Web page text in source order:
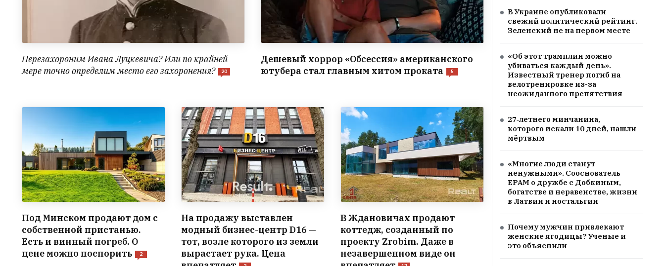
Перезахороним Ивана Луцкевича? Или по крайней
мере точно определим место его захоронения?
20
Дешевый хоррор «Обсессия» американского
ютубера стал главным хитом проката
5
Под Минском продают дом с
собственной пристанью.
Есть и винный погреб. О
цене можно поспорить
2
На продажу выставлен
модный бизнес-центр D16 —
тот, возле которого из земли
вырастает рука. Цена
В Ждановичах продают
коттедж, созданный по
проекту Zrobim. Даже в
незавершенном виде он
В Украине опубликовали
свежий политический рейтинг.
Зеленский не на первом месте
«Об этот трамплин можно
убиваться каждый день».
Известный тренер погиб на
велотренировке из-за
неожиданного препятствия
27‑летнего минчанина,
которого искали 10 дней, нашли
мёртвым
«Многие люди станут
ненужными». Сооснователь
EPAM о дружбе с Добкиным,
богатстве и неравенстве, жизни
в Латвии и ностальгии
Почему мужчин привлекают
женские ягодицы? Ученые и
это объяснили